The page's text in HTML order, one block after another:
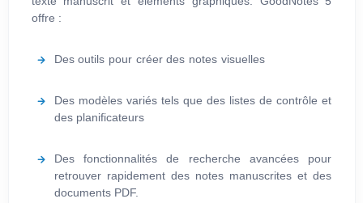
offre :
Des outils pour créer des notes visuelles
Des modèles variés tels que des listes de contrôle et
des planificateurs
Des fonctionnalités de recherche avancées pour
retrouver rapidement des notes manuscrites et des
documents PDF.